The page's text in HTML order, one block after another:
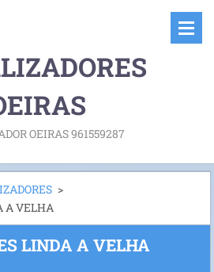
OEIRAS 961559287
>
A VELHA
LINDA A VELHA